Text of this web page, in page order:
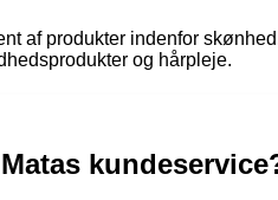
af produkter indenfor
og hårpleje.